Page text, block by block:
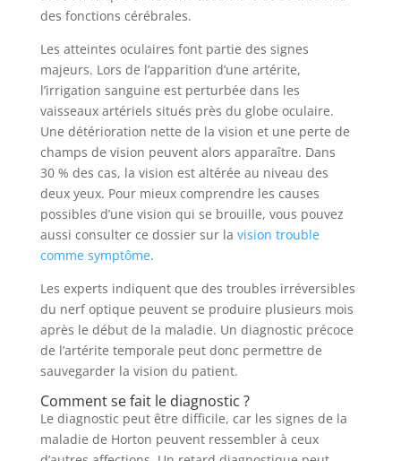
des fonctions cérébrales.
Les atteintes oculaires font partie des signes
majeurs. Lors de l’apparition d’une artérite,
l’irrigation sanguine est perturbée dans les
vaisseaux artériels situés près du globe oculaire.
Une détérioration nette de la vision et une perte de
champs de vision peuvent alors apparaître. Dans
30 % des cas, la vision est altérée au niveau des
deux yeux. Pour mieux comprendre les causes
possibles d’une vision qui se brouille, vous pouvez
aussi consulter ce dossier sur la vision trouble
comme symptôme.
Les experts indiquent que des troubles irréversibles
du nerf optique peuvent se produire plusieurs mois
après le début de la maladie. Un diagnostic précoce
de l’artérite temporale peut donc permettre de
sauvegarder la vision du patient.
Comment se fait le diagnostic ?
Le diagnostic peut être difficile, car les signes de la
maladie de Horton peuvent ressembler à ceux